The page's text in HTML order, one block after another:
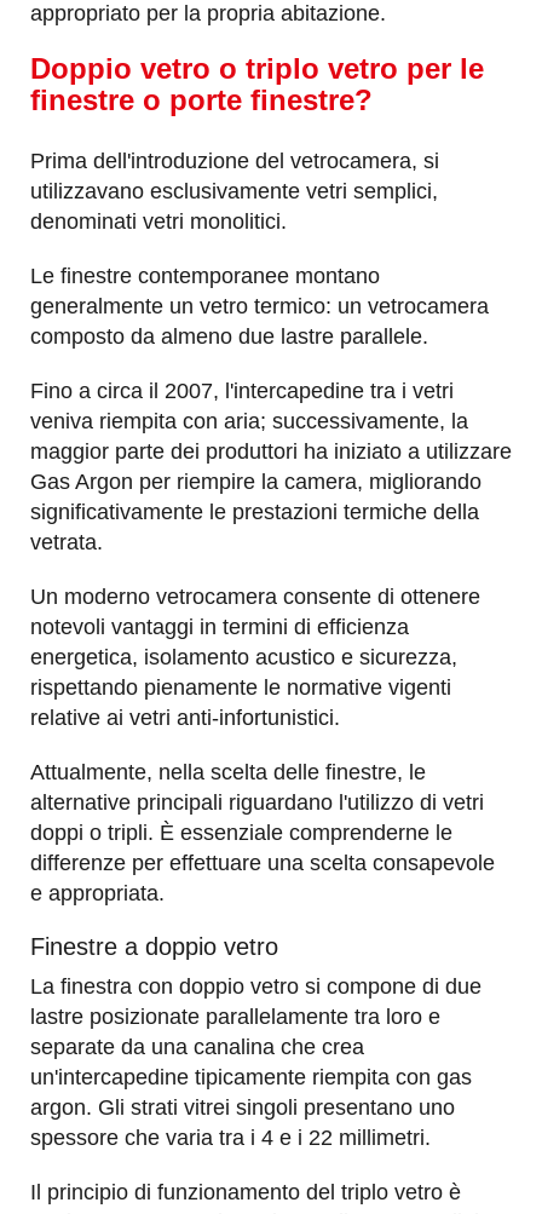
appropriato per la propria abitazione.
Doppio vetro o triplo vetro per le
finestre o porte finestre?
Prima dell'introduzione del vetrocamera, si
utilizzavano esclusivamente vetri semplici,
denominati vetri monolitici.
Le finestre contemporanee montano
generalmente un vetro termico: un vetrocamera
composto da almeno due lastre parallele.
Fino a circa il 2007, l'intercapedine tra i vetri
veniva riempita con aria; successivamente, la
maggior parte dei produttori ha iniziato a utilizzare
Gas Argon per riempire la camera, migliorando
significativamente le prestazioni termiche della
vetrata.
Un moderno vetrocamera consente di ottenere
notevoli vantaggi in termini di efficienza
energetica, isolamento acustico e sicurezza,
rispettando pienamente le normative vigenti
relative ai vetri anti-infortunistici.
Attualmente, nella scelta delle finestre, le
alternative principali riguardano l'utilizzo di vetri
doppi o tripli. È essenziale comprenderne le
differenze per effettuare una scelta consapevole
e appropriata.
Finestre a doppio vetro
La finestra con doppio vetro si compone di due
lastre posizionate parallelamente tra loro e
separate da una canalina che crea
un'intercapedine tipicamente riempita con gas
argon. Gli strati vitrei singoli presentano uno
spessore che varia tra i 4 e i 22 millimetri.
Il principio di funzionamento del triplo vetro è